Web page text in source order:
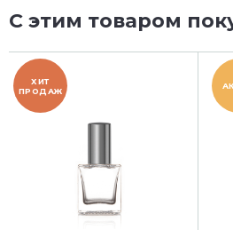
С этим товаром
ХИТ
ПРОДАЖ